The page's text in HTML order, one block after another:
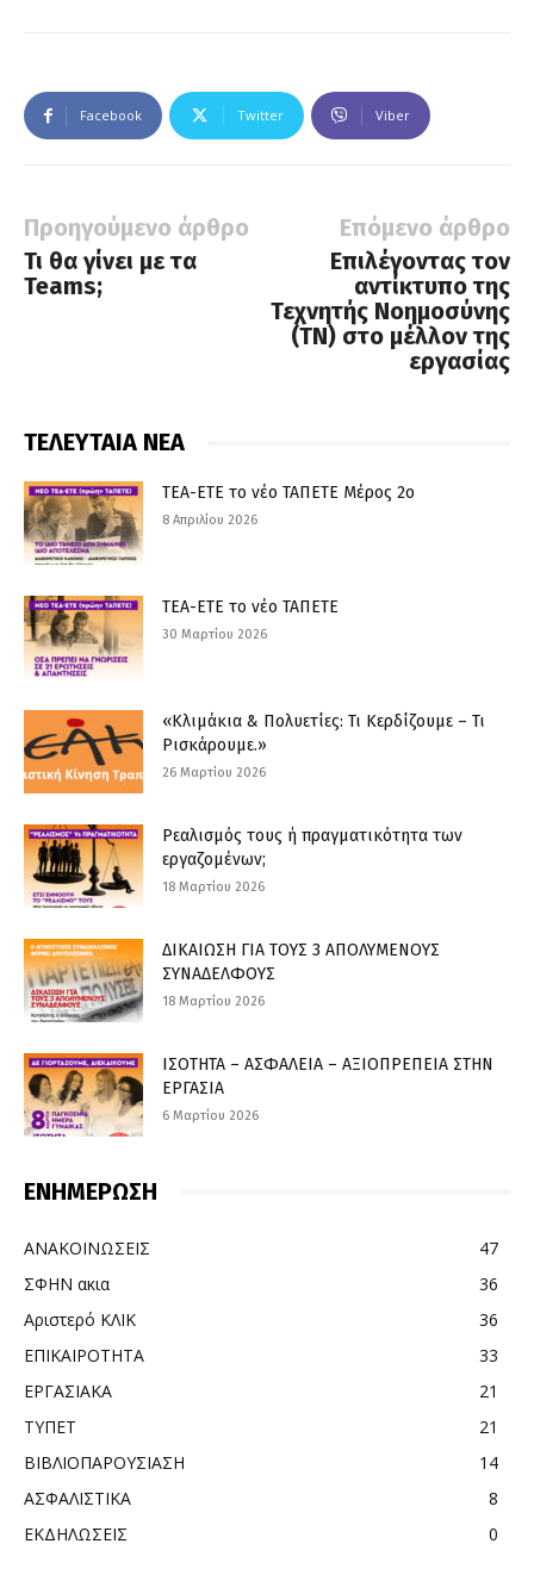
Facebook Twitter Viber
Προηγούμενο άρθρο
Τι θα γίνει με τα
Teams;
Επόμενο άρθρο
Επιλέγοντας τον
αντίκτυπο της
Τεχνητής Νοημοσύνης
(ΤΝ) στο μέλλον της
εργασίας
ΤΕΛΕΥΤΑΙΑ ΝΕΑ
ΤΕΑ-ΕΤΕ το νέο ΤΑΠΕΤΕ Μέρος 2ο
8 Απριλίου 2026
ΤΕΑ-ΕΤΕ το νέο ΤΑΠΕΤΕ
30 Μαρτίου 2026
«Κλιμάκια & Πολυετίες: Τι Κερδίζουμε – Τι
Ρισκάρουμε.»
26 Μαρτίου 2026
Ρεαλισμός τους ή πραγματικότητα των
εργαζομένων;
18 Μαρτίου 2026
ΔΙΚΑΙΩΣΗ ΓΙΑ ΤΟΥΣ 3 ΑΠΟΛΥΜΕΝΟΥΣ
ΣΥΝΑΔΕΛΦΟΥΣ
18 Μαρτίου 2026
ΙΣΟΤΗΤΑ – ΑΣΦΑΛΕΙΑ – ΑΞΙΟΠΡΕΠΕΙΑ ΣΤΗΝ
ΕΡΓΑΣΙΑ
6 Μαρτίου 2026
ΕΝΗΜΕΡΩΣΗ
ΑΝΑΚΟΙΝΩΣΕΙΣ
47
ΣΦΗΝ ακια
36
Αριστερό ΚΛΙΚ
36
ΕΠΙΚΑΙΡΟΤΗΤΑ
33
ΕΡΓΑΣΙΑΚΑ
21
ΤΥΠΕΤ
21
ΒΙΒΛΙΟΠΑΡΟΥΣΙΑΣΗ
14
ΑΣΦΑΛΙΣΤΙΚΑ
8
ΕΚΔΗΛΩΣΕΙΣ
0